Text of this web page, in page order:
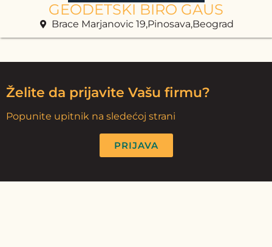
GEODETSKI BIRO GAUS
Brace Marjanovic 19,Pinosava,Beograd
Želite da prijavite Vašu firmu?
Popunite upitnik na sledećoj strani
PRIJAVA